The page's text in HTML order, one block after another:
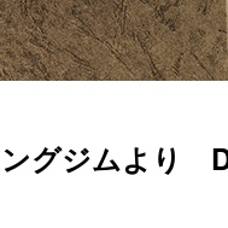
グジムより